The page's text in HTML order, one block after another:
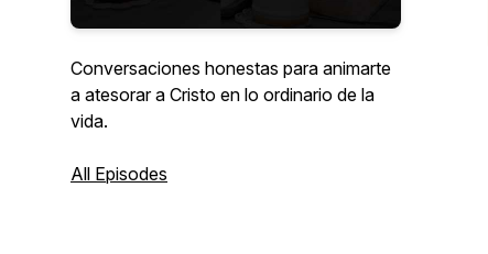
Conversaciones honestas para animarte
a atesorar a Cristo en lo ordinario de la
vida.
All Episodes